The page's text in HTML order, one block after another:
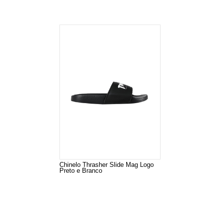
Chinelo Thrasher Slide Mag Logo
Preto e Branco